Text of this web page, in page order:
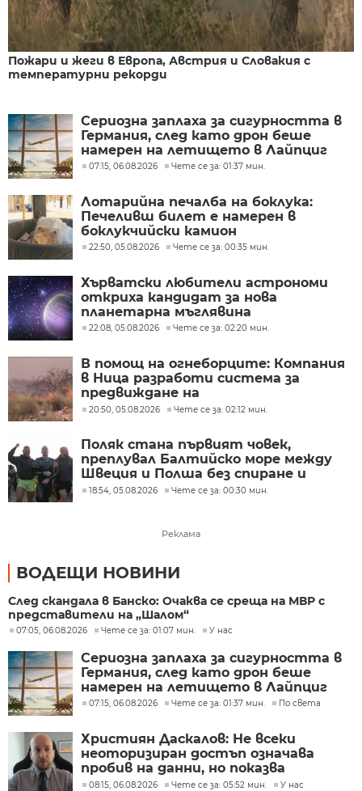
Пожари и жеги в Европа, Австрия и Словакия с
температурни рекорди
Сериозна заплаха за сигурността в
Германия, след като дрон беше
намерен на летището в Лайпциг
07:15, 06.08.2026 Чете се за: 01:37 мин.
Лотарийна печалба на боклука:
Печеливш билет е намерен в
боклукчийски камион
22:50, 05.08.2026 Чете се за: 00:35 мин.
Хърватски любители астрономи
откриха кандидат за нова
планетарна мъглявина
22:08, 05.08.2026 Чете се за: 02:20 мин.
В помощ на огнеборците: Компания
в Ница разработи система за
предвиждане на
разпространението на пожари
20:50, 05.08.2026 Чете се за: 02:12 мин.
Поляк стана първият човек,
преплувал Балтийско море между
Швеция и Полша без спиране и
почивка
18:54, 05.08.2026 Чете се за: 00:30 мин.
Реклама
ВОДЕЩИ НОВИНИ
След скандала в Банско: Очаква се среща на МВР с
представители на „Шалом“
07:05, 06.08.2026 Чете се за: 01:07 мин. У нас
Сериозна заплаха за сигурността в
Германия, след като дрон беше
намерен на летището в Лайпциг
07:15, 06.08.2026 Чете се за: 01:37 мин. По света
Християн Даскалов: Не всеки
неоторизиран достъп означава
пробив на данни, но показва
сериозни пропуски в
08:15, 06.08.2026 Чете се за: 05:52 мин. У нас